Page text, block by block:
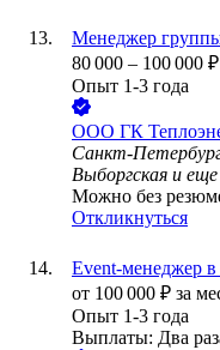
Менеджер
80 000 – 100 000 ₽
Опыт 1-3 года
ООО ГК
Санкт-
Выборгская и еще
Можно без
Откликнуться
Event-менеджер в
от 100 000 ₽ за
Опыт 1-3 года
Выплаты: Два